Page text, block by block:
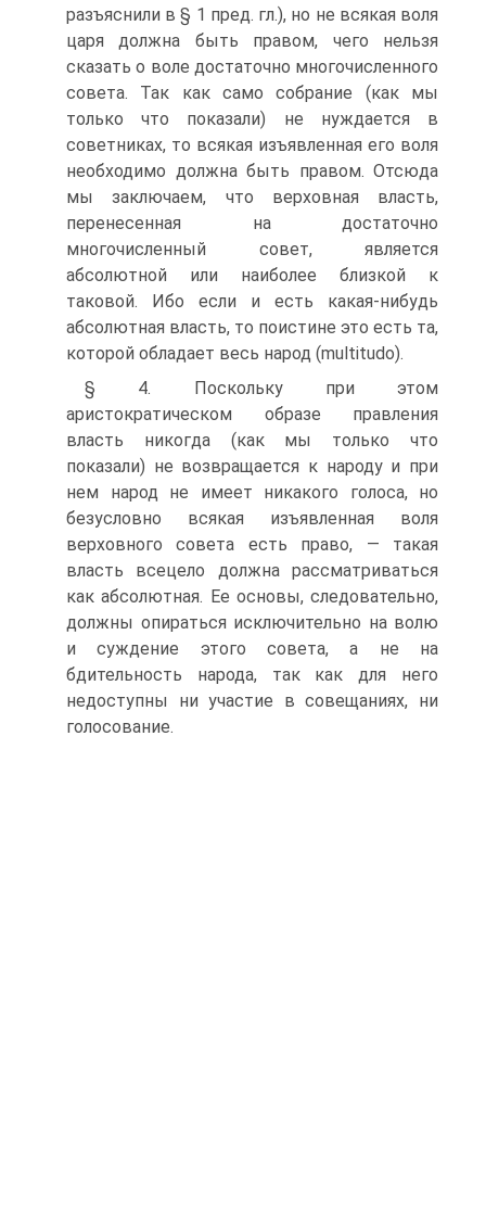
разъяснили в § 1 пред. гл.), но не всякая воля
царя должна быть правом, чего нельзя
сказать о воле достаточно многочисленного
совета. Так как само собрание (как мы
только что показали) не нуждается в
советниках, то всякая изъявленная его воля
необходимо должна быть правом. Отсюда
мы заключаем, что верховная власть,
перенесенная на достаточно
многочисленный совет, является
абсолютной или наиболее близкой к
таковой. Ибо если и есть какая-нибудь
абсолютная власть, то поистине это есть та,
которой обладает весь народ (multitudo).
§ 4. Поскольку при этом
аристократическом образе правления
власть никогда (как мы только что
показали) не возвращается к народу и при
нем народ не имеет никакого голоса, но
безусловно всякая изъявленная воля
верховного совета есть право, — такая
власть всецело должна рассматриваться
как абсолютная. Ее основы, следовательно,
должны опираться исключительно на волю
и суждение этого совета, а не на
бдительность народа, так как для него
недоступны ни участие в совещаниях, ни
голосование.